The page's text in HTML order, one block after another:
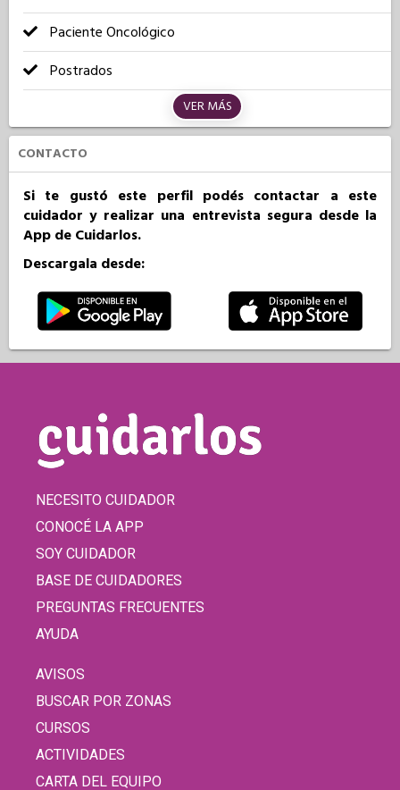
Paciente Oncológico
Postrados
VER MÁS
CONTACTO
Si te gustó este perfil podés contactar a este
cuidador y realizar una entrevista segura desde la
App de Cuidarlos.
Descargala desde:
NECESITO CUIDADOR
CONOCÉ LA APP
SOY CUIDADOR
BASE DE CUIDADORES
PREGUNTAS FRECUENTES
AYUDA
AVISOS
BUSCAR POR ZONAS
CURSOS
ACTIVIDADES
CARTA DEL EQUIPO